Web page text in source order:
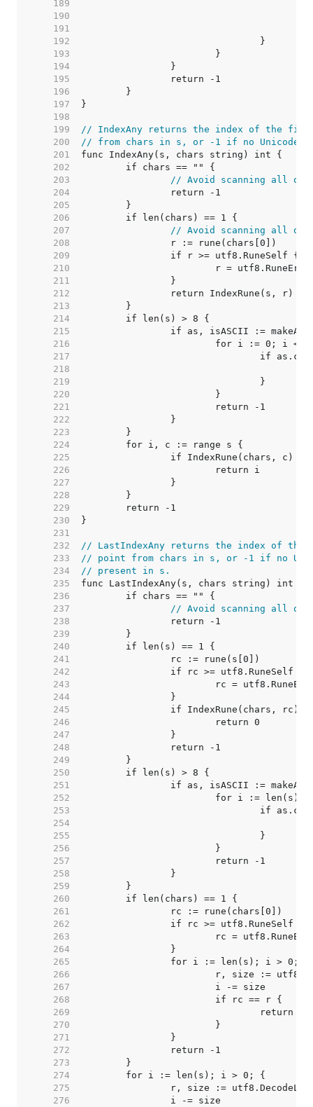
   189
   190
   191
   192
   193
   194
   195
   196
   197
   198
   199
// IndexAny returns the index of the
   200
// from chars in s, or -1 if no Unicode
   201
   202
   203
// Avoid scanning all of
   204
   205
   206
   207
// Avoid scanning all of
   208
   209
   210
   211
   212
   213
   214
   215
   216
   217
   218
   219
   220
   221
   222
   223
   224
   225
   226
   227
   228
   229
   230
   231
   232
// LastIndexAny returns the index of the
   233
// point from chars in s, or -1 if no
   234
// present in s.
   235
   236
   237
// Avoid scanning all of
   238
   239
   240
   241
   242
   243
   244
   245
   246
   247
   248
   249
   250
   251
   252
   253
   254
   255
   256
   257
   258
   259
   260
   261
   262
   263
   264
   265
   266
   267
   268
   269
   270
   271
   272
   273
   274
   275
   276